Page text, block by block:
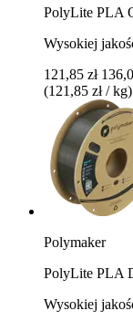
PolyLite PLA
Wysokiej
121,85 zł
(121,85 zł / kg)
Polymaker
PolyLite PLA
Wysokiej